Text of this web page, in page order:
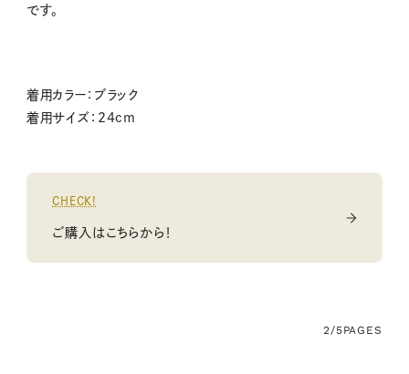
です。
着用カラー：ブラック
着用サイズ：24cm
CHECK!
ご購入はこちらから！
2/5PAGES